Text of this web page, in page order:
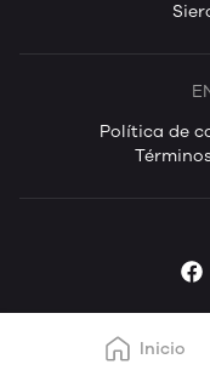
Política de
Inicio